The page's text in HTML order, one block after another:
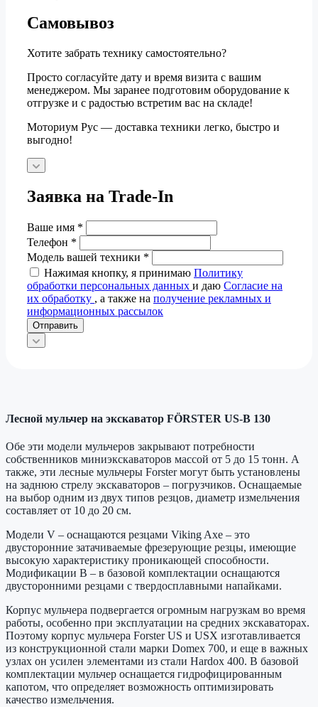
Самовывоз
Хотите забрать технику самостоятельно?
Просто согласуйте дату и время визита с вашим
менеджером. Мы заранее подготовим оборудование к
отгрузке и с радостью встретим вас на складе!
Моториум Рус — доставка техники легко, быстро и
выгодно!
Заявка на Trade-In
Ваше имя *
Телефон *
Модель вашей техники *
Нажимая кнопку, я принимаю Политику
обработки персональных данных и даю Согласие на
их обработку , а также на получение рекламных и
информационных рассылок
Отправить
Лесной мульчер на экскаватор FÖRSTER US-B 130
Обе эти модели мульчеров закрывают потребности
собственников миниэкскаваторов массой от 5 до 15 тонн. А
также, эти лесные мульчеры Forster могут быть установлены
на заднюю стрелу экскаваторов – погрузчиков. Оснащаемые
на выбор одним из двух типов резцов, диаметр измельчения
составляет от 10 до 20 см.
Модели V – оснащаются резцами Viking Axe – это
двусторонние затачиваемые фрезерующие резцы, имеющие
высокую характеристику проникающей способности.
Модификации B – в базовой комплектации оснащаются
двусторонними резцами с твердосплавными напайками.
Корпус мульчера подвергается огромным нагрузкам во время
работы, особенно при эксплуатации на средних экскаваторах.
Поэтому корпус мульчера Forster US и USX изготавливается
из конструкционной стали марки Domex 700, и еще в важных
узлах он усилен элементами из стали Hardox 400. В базовой
комплектации мульчер оснащается гидрофицированным
капотом, что определяет возможность оптимизировать
качество измельчения.